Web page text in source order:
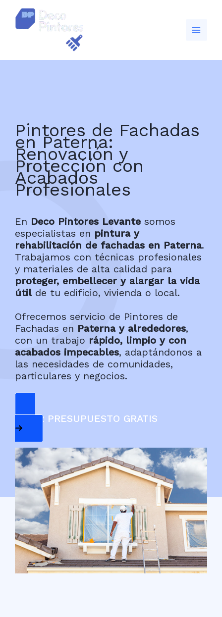
contenido
Pintores de Fachadas
en Paterna:
Renovación y
Protección con
Acabados
Profesionales
En Deco Pintores Levante somos
especialistas en pintura y
rehabilitación de fachadas en Paterna.
Trabajamos con técnicas profesionales
y materiales de alta calidad para
proteger, embellecer y alargar la vida
útilde tu edificio, vivienda o local.
Ofrecemos servicio de Pintores de
Fachadas en Paterna y alrededores,
con un trabajo rápido, limpio y con
acabados impecables, adaptándonos a
las necesidades de comunidades,
particulares y negocios.
PEDIR PRESUPUESTO GRATIS